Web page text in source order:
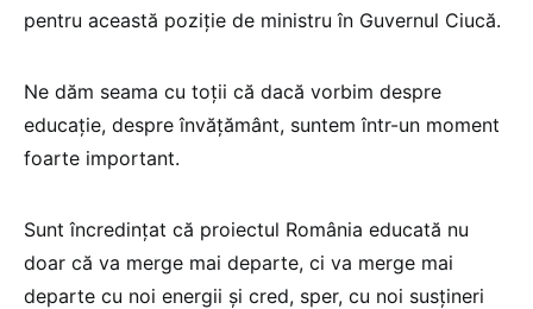
pentru această poziție de ministru în Guvernul Ciucă.
Ne dăm seama cu toții că dacă vorbim despre
educație, despre învățământ, suntem într-un moment
foarte important.
Sunt încredințat că proiectul România educată nu
doar că va merge mai departe, ci va merge mai
departe cu noi energii și cred, sper, cu noi susțineri